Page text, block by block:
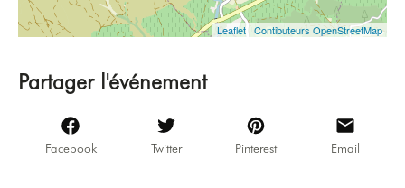
Leaflet | Contibuteurs OpenStreetMap
Partager l'événement
Facebook Twitter Pinterest Email